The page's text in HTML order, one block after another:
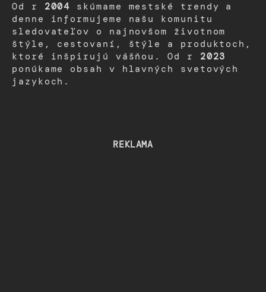
Od r 2004 skúmame mestské trendy a
denne informujeme našu komunitu
sledovateľov o najnovšom životnom
štýle, cestovaní, štýle a produktoch,
ktoré inšpirujú vášňou. Od r 2023
ponúkame obsah v hlavných svetových
jazykoch.
REKLAMA